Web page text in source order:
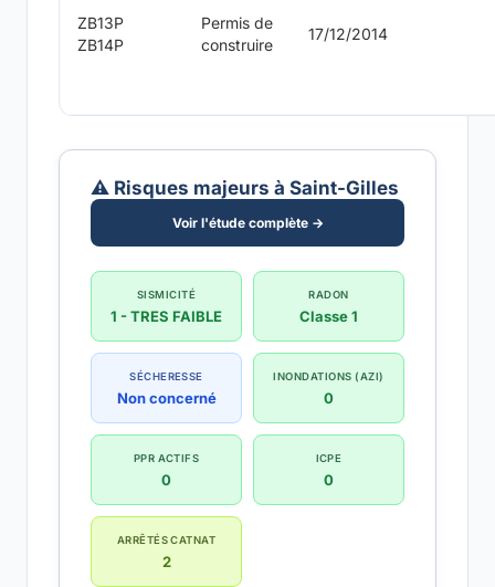
ZB13P
ZB14P
Permis de
construire
17/12/2014
⚠️ Risques majeurs à Saint-Gilles
Voir l'étude complète →
SISMICITÉ
1 - TRES FAIBLE
RADON
Classe 1
SÉCHERESSE
Non concerné
INONDATIONS (AZI)
0
PPR ACTIFS
0
ICPE
0
ARRÊTÉS CATNAT
2